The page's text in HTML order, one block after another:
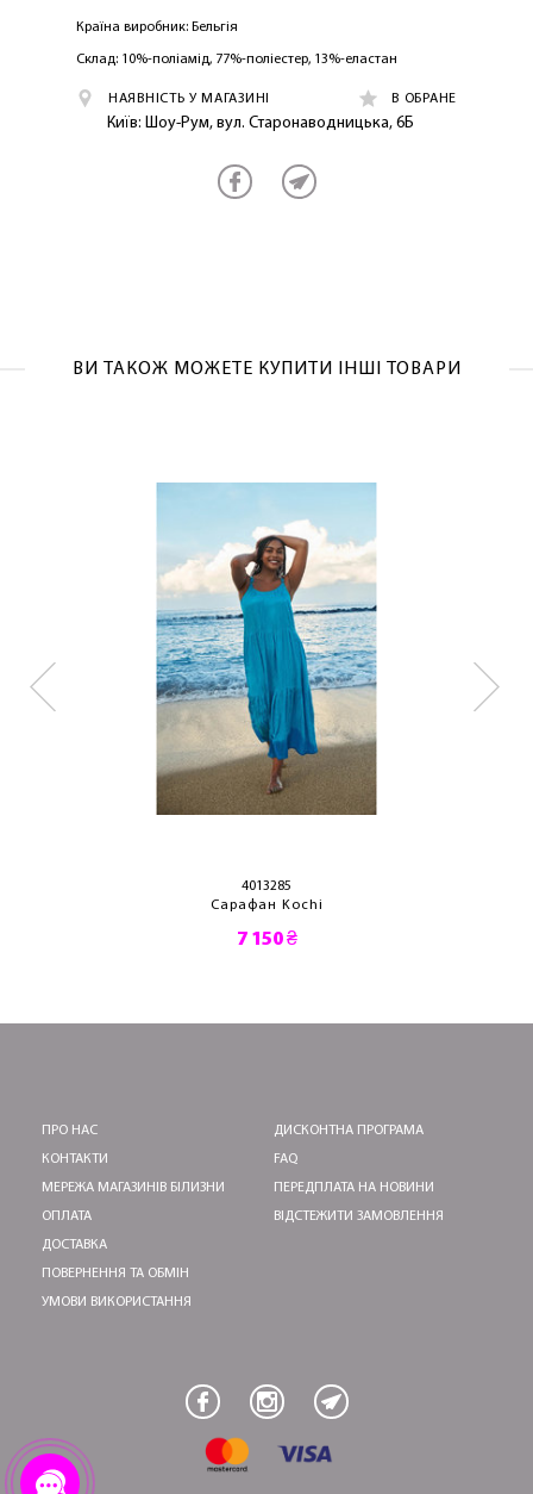
Країна виробник: Бельгія
Склад: 10%-поліамід, 77%-поліестер, 13%-еластан
НАЯВНІСТЬ У МАГАЗИНІ В ОБРАНЕ
Київ: Шоу-Рум, вул. Старонаводницька, 6Б
ВИ ТАКОЖ МОЖЕТЕ КУПИТИ ІНШІ ТОВАРИ
4013285
Сарафан Kochi
7 150 ₴
ПРО НАС
КОНТАКТИ
МЕРЕЖА МАГАЗИНІВ БІЛИЗНИ
ОПЛАТА
ДОСТАВКА
ПОВЕРНЕННЯ ТА ОБМІН
УМОВИ ВИКОРИСТАННЯ
ДИСКОНТНА ПРОГРАМА
FAQ
ПЕРЕДПЛАТА НА НОВИНИ
ВІДСТЕЖИТИ ЗАМОВЛЕННЯ
ЛАСКАВО ПРОСИМО ДО
NOSOVSKI.COM! ПРИЙМІТЬ ВІД НАС
ПЕРШЕ ПОКУПКУ
ОТРИМАТИ!